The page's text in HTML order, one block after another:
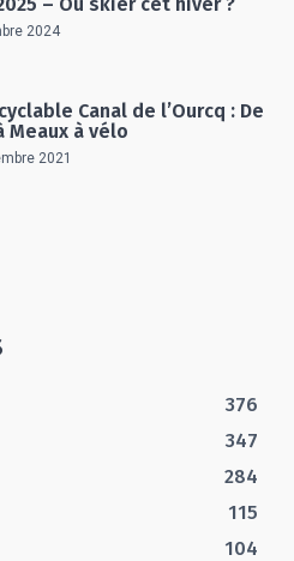
2024
Canal de l’Ourcq : De
Meaux à vélo
2021
376
347
284
115
104